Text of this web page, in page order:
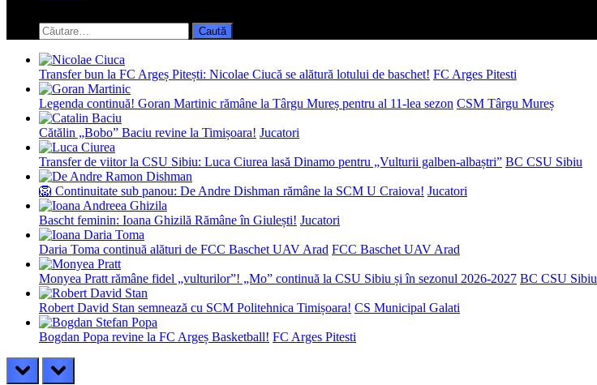
search
form
Caută
după:
Transfer bun la FC Argeș Pitești: Nicolae Ciucă se alătură lotului de baschet! FC Arges Pitesti
Legenda continuă! Goran Martinic rămâne la Târgu Mureș pentru al 11-lea sezon CSM Târgu Mureș
Cătălin „Bobo” Baciu revine la Timișoara! Jucatori
Transfer de viitor la CSU Sibiu: Luca Ciurea lasă Dinamo pentru „Vulturii galben-albaștri” BC CSU Sibiu
🦁 Continuitate sub panou: De Andre Dishman rămâne la SCM U Craiova! Jucatori
Bascht feminin: Ioana Ghizilă Rămâne în Giulești! Jucatori
Daria Toma continuă alături de FCC Baschet UAV Arad FCC Baschet UAV Arad
Monyea Pratt rămâne fidel „vulturilor”! „Mo” continuă la CSU Sibiu și în sezonul 2026-2027 BC CSU Sibiu
Robert David Stan semnează cu SCM Politehnica Timișoara! CS Municipal Galati
Bogdan Popa revine la FC Argeș Basketball! FC Arges Pitesti
prev next